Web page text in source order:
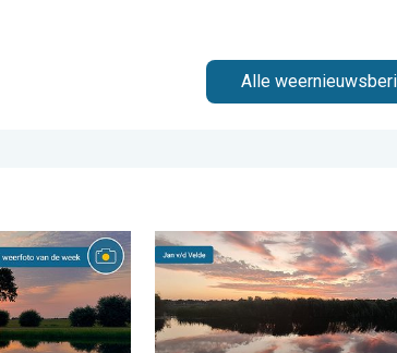
Alle
28 juli 2026
Weer&Radar uploader. . . zaterdag 1 augustus
Stuur jouw weerfoto van de